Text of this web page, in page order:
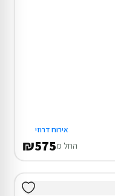
אירוח דרוזי
החל מ₪575